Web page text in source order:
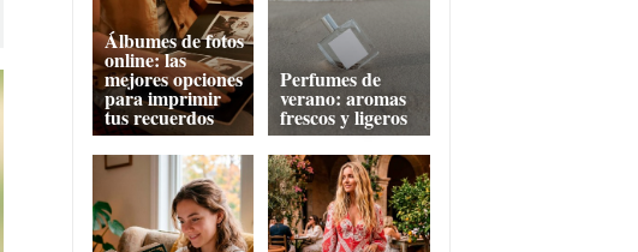
Álbumes de fotos
online: las
mejores opciones
para imprimir
tus recuerdos
Perfumes de
verano: aromas
frescos y ligeros